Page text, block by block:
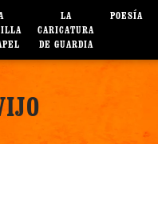
LA
CARICATURA
DE GUARDIA
POESÍA